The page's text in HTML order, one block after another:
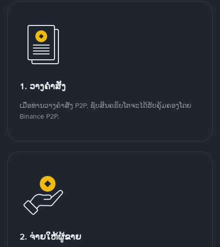
1. ວາງຄໍາສັ່ງ
ເມື່ອທ່ານວາງຄໍາສັ່ງ P2P, ຊັບສິນຄຣິບໂຕຈະໄດ້ຮັບຄຸ້ມຄອງໂດຍ
Binance P2P.
2. ຈ່າຍໃຫ້ຜູ້ຂາຍ